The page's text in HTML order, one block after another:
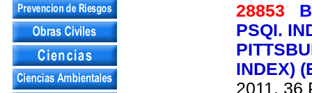
28853
PSQI.
INDEX)
2011, 36